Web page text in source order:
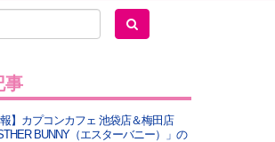
事
報】カプコンカフェ 池袋店＆梅田店
BUNNY（エスターバニー）」の